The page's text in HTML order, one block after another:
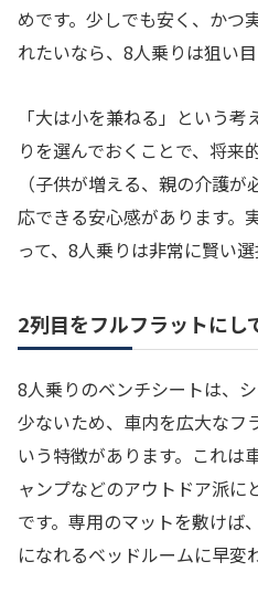
めです。少しでも安く、かつ
れたいなら、8人乗りは狙い
「大は小を兼ねる」という
りを選んでおくことで、将来
（子供が増える、親の介護
応できる安心感があります。
って、8人乗りは非常に賢い選
2列目をフルフラットにし
8人乗りのベンチシートは、
少ないため、車内を広大なフ
いう特徴があります。これは
ャンプなどのアウトドア派に
です。専用のマットを敷けば
になれるベッドルームに早変